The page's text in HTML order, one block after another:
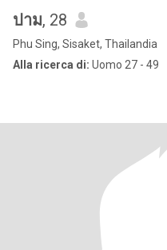
ปาม, 28
Phu Sing, Sisaket, Thailandia
Alla ricerca di: Uomo 27 - 49